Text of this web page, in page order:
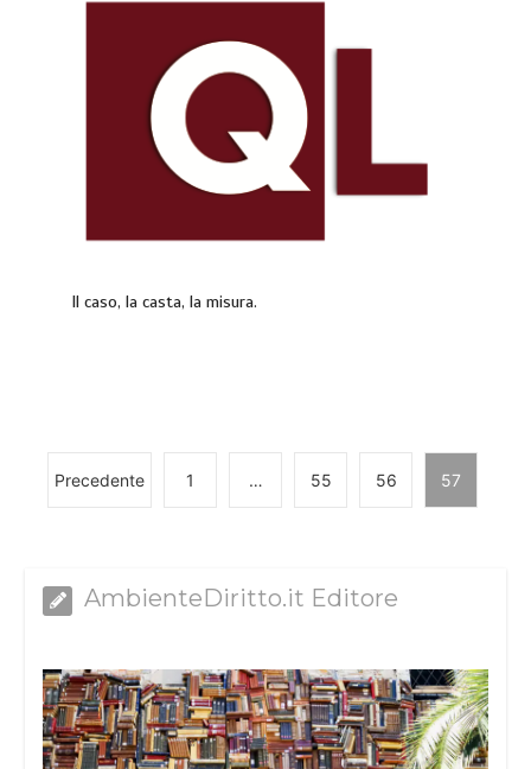
Il caso, la casta, la misura.
Precedente 1 … 55 56 57
AmbienteDiritto.it Editore